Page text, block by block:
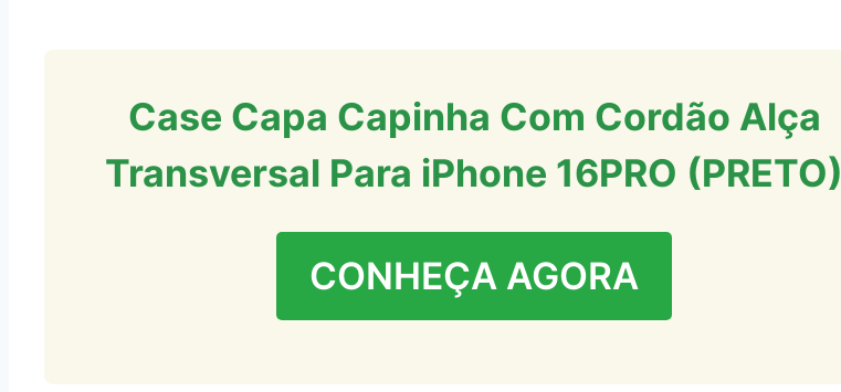
Case Capa Capinha Com Cordão Alça
Transversal Para iPhone 16PRO (PRETO)
CONHEÇA AGORA